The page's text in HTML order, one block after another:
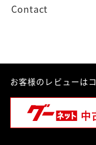
Contact
お客様のレビューは